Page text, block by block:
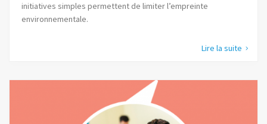
initiatives simples permettent de limiter l’empreinte
environnementale.
Lire la suite